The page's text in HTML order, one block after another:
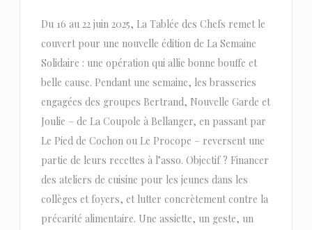
Du 16 au 22 juin 2025, La Tablée des Chefs remet le
couvert pour une nouvelle édition de La Semaine
Solidaire : une opération qui allie bonne bouffe et
belle cause. Pendant une semaine, les brasseries
engagées des groupes Bertrand, Nouvelle Garde et
Joulie – de La Coupole à Bellanger, en passant par
Le Pied de Cochon ou Le Procope – reversent une
partie de leurs recettes à l’asso. Objectif ? Financer
des ateliers de cuisine pour les jeunes dans les
collèges et foyers, et lutter concrètement contre la
précarité alimentaire. Une assiette, un geste, un